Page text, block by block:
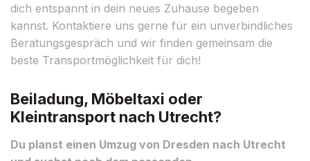
dich entspannt in dein neues Zuhause begeben
kannst. Kontaktiere uns gerne für ein unverbindliches
Beratungsgespräch und wir finden gemeinsam die
beste Transportmöglichkeit für dich!
Beiladung, Möbeltaxi oder
Kleintransport nach Utrecht?
Du planst einen Umzug von Dresden nach Utrecht